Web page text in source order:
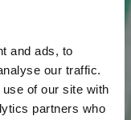
and ads, to
our traffic.
of our site with
partners who